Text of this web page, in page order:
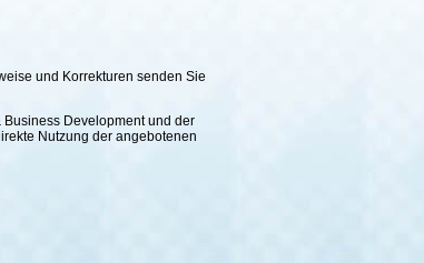
und Korrekturen senden Sie
Development und der
Nutzung der angebotenen